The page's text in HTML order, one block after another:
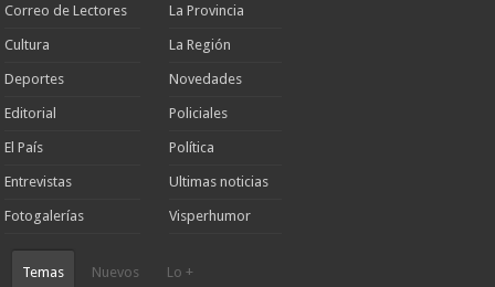
Correo de Lectores
Cultura
Deportes
Editorial
El País
Entrevistas
Fotogalerías
La Provincia
La Región
Novedades
Policiales
Política
Ultimas noticias
Visperhumor
Temas Nuevos Lo +